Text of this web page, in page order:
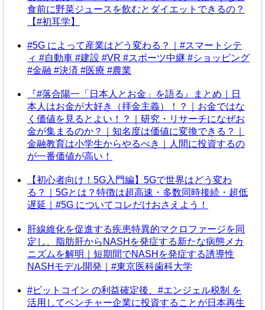
食前に野菜ジュースを飲むとダイエットできるの？
【#初耳学】
#5G によって産業はどう変わる？｜#スマートシテ
ィ #自動車 #建設 #VR #スポーツ中継 #ショッピング
#金融 #決済 #医療 #農業
『#落合陽一「日本人とお金」を語る』まとめ｜日
本人はお金が大好き（拝金主義）！？｜お金ではな
く価値を見るとよい！？｜研究・リサーチになぜお
金が集まるのか？｜知名度は価値に変換できる？｜
金融教育は小学生からやるべき｜人間に投資するの
が一番価値が高い！
【初心者向け！5G入門編】5Gで世界はどう変わ
る？｜5Gとは？特徴は超高速・多数同時接続・超低
遅延｜#5G についてコレだけおさえよう！
肝線維化を促進する疾患特異的マクロファージを同
定し、脂肪肝からNASHを発症する新たな病態メカ
ニズムを解明｜短期間でNASHを発症する誘導性
NASHモデル開発｜#東京医科歯科大学
#ビットコイン の利益確定後、#エンジェル税制 を
活用してベンチャー企業に投資することが日本再生